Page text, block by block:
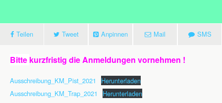
Teilen Tweet Anpinnen Mail SMS
Bitte kurzfristig die Anmeldungen vornehmen !
Ausschreibung_KM_Pist_2021
Herunterladen
Ausschreibung_KM_Trap_2021
Herunterladen